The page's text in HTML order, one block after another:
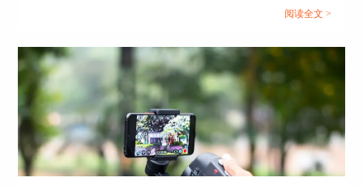
Continuum插件都能为您的作品增色不少。
引人注目的是Particle Illusion、Title Studio、Image
Restoration等。它们与DaVinci Resolve的完美配合
使得视频创作变得更加丰富多元。
例如，使用Particle Illusion，你可以在DaVinci
Resolve中制作出高度逼真的粒子效果，如烟、火、
水、雪等。Title Studio则能帮助你创建出专业级别
的3D文本和图形。而Image Restoration能够修复视
阅读全文 >